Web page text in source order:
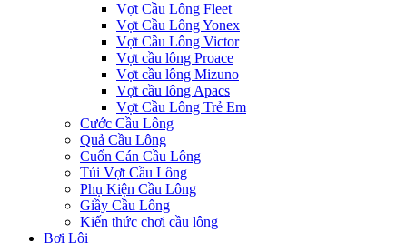
Vợt Cầu Lông Fleet
Vợt Cầu Lông Yonex
Vợt Cầu Lông Victor
Vợt cầu lông Proace
Vợt cầu lông Mizuno
Vợt cầu lông Apacs
Vợt Cầu Lông Trẻ Em
Cước Cầu Lông
Quả Cầu Lông
Cuốn Cán Cầu Lông
Túi Vợt Cầu Lông
Phụ Kiện Cầu Lông
Giầy Cầu Lông
Kiến thức chơi cầu lông
Bơi Lội